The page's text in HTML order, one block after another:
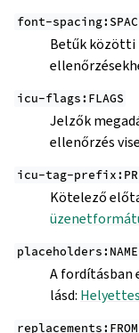
font-
Betűk közötti
icu-flags:FLAGS
Jelzők
ellenőrzés
icu-tag-
Kötelező
A fordításban
lásd: